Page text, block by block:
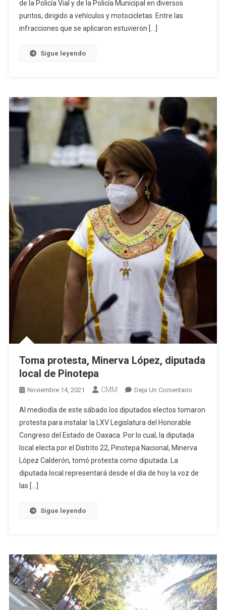
de la Policía Vial y de la Policía Municipal en diversos
puntos, dirigido a vehículos y motocicletas. Entre las
infracciones que se aplicaron estuvieron […]
Sigue leyendo
Toma protesta, Minerva López, diputada
local de Pinotepa
Noviembre 14, 2021 CMM Deja Un ComentarioEn
Protesta,
López,
Diputada
De
Al mediodía de este sábado los diputados electos tomaron
protesta para instalar la LXV Legislatura del Honorable
Congreso del Estado de Oaxaca. Por lo cual, la diputada
local electa por el Distrito 22, Pinotepa Nacional, Minerva
López Calderón, tomó protesta como diputada. La
diputada local representará desde el día de hoy la voz de
las […]
Sigue leyendo